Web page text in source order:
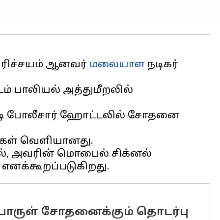
ஆனவர் மலையாள நடிகர்
பாலியல் அத்துமீறலில்
போலீசார் ஹோட்டலில் சோதனை
வெளியானது.
அவரின் மொபைல் சிக்னல்
சோதனைக்கும் தொடர்பு